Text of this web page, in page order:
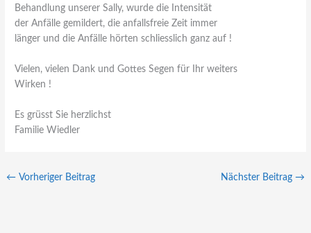
Behandlung unserer Sally, wurde die Intensität
der Anfälle gemildert, die anfallsfreie Zeit immer
länger und die Anfälle hörten schliesslich ganz auf !
Vielen, vielen Dank und Gottes Segen für Ihr weiters
Wirken !
Es grüsst Sie herzlichst
Familie Wiedler
← Vorheriger Beitrag Nächster Beitrag →